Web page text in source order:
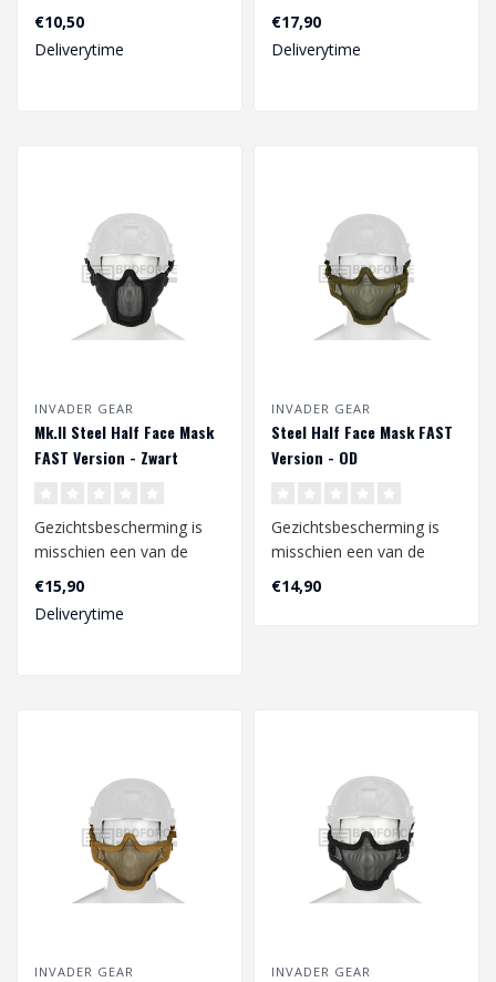
PYRAMEX, bieden 100%
oogbescherm..
€10,50
Deliverytime
belangrijkste dingen om
veilig te ku..
€17,90
Deliverytime
INVADER GEAR
Mk.II Steel Half Face Mask
FAST Version - Zwart
Gezichtsbescherming is
misschien een van de
veilig te ku..
€15,90
Deliverytime
INVADER GEAR
Steel Half Face Mask FAST
Version - OD
Gezichtsbescherming is
misschien een van de
veilig te ku..
€14,90
INVADER GEAR INVADER GEAR